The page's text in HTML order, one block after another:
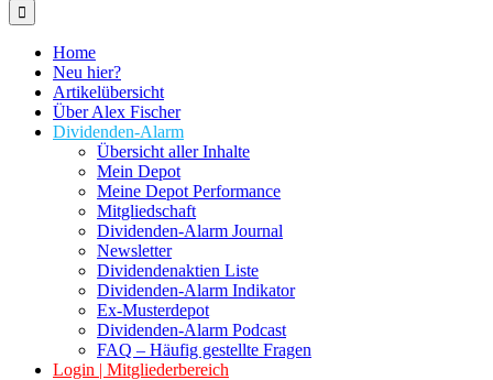
Home
Neu hier?
Artikelübersicht
Über Alex Fischer
Dividenden-Alarm
Übersicht aller Inhalte
Mein Depot
Meine Depot Performance
Mitgliedschaft
Dividenden-Alarm Journal
Newsletter
Dividendenaktien Liste
Dividenden-Alarm Indikator
Ex-Musterdepot
Dividenden-Alarm Podcast
FAQ – Häufig gestellte Fragen
Login | Mitgliederbereich